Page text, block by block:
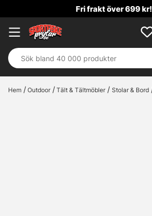
Fri frakt över 699 kr!
Hem Outdoor Tält & Tältmöbler Stolar & Bord